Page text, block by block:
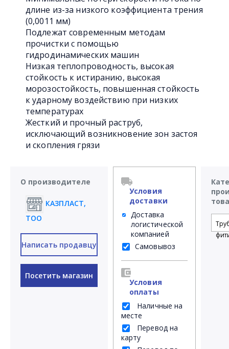
длине из-за низкого коэффициента трения
(0,0011 мм)
Подлежат современным методам
прочистки с помощью
гидродинамических машин
Низкая теплопроводность, высокая
стойкость к истиранию, высокая
морозостойкость, повышенная стойкость
к ударному воздействию при низких
температурах
Жесткий и прочный раструб,
исключающий возникновение зон застоя
и скопления грязи
О производителе
КАЗПЛАСТ,
ТОО
Написать продавцу
Посетить магазин
Условия
доставки
Доставка
логистической
компанией
Самовывоз
Условия
оплаты
Наличные на
месте
Перевод на
карту